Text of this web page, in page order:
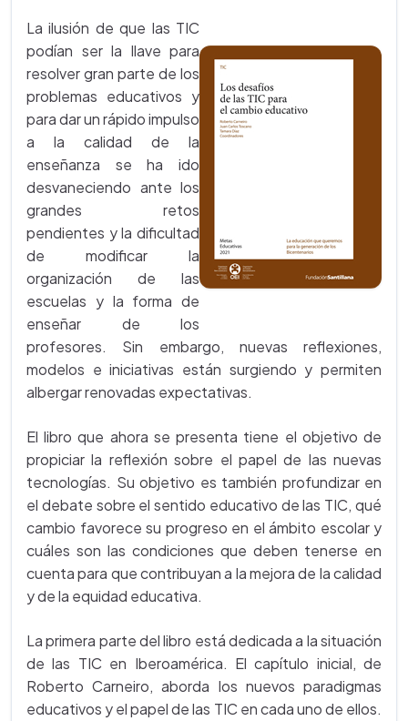
La ilusión de que las TIC
podían ser la llave para
resolver gran parte de los
problemas educativos y
para dar un rápido impulso
a la calidad de la
enseñanza se ha ido
desvaneciendo ante los
grandes retos
pendientes y la dificultad
de modificar la
organización de las
escuelas y la forma de
enseñar de los
profesores. Sin embargo, nuevas reflexiones,
modelos e iniciativas están surgiendo y permiten
albergar renovadas expectativas.
El libro que ahora se presenta tiene el objetivo de
propiciar la reflexión sobre el papel de las nuevas
tecnologías. Su objetivo es también profundizar en
el debate sobre el sentido educativo de las TIC, qué
cambio favorece su progreso en el ámbito escolar y
cuáles son las condiciones que deben tenerse en
cuenta para que contribuyan a la mejora de la calidad
y de la equidad educativa.
La primera parte del libro está dedicada a la situación
de las TIC en Iberoamérica. El capítulo inicial, de
Roberto Carneiro, aborda los nuevos paradigmas
educativos y el papel de las TIC en cada uno de ellos.